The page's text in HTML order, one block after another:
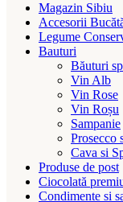
Magazin Sibiu
Accesorii
Legume
Bauturi
Băuturi
Vin Alb
Vin Rose
Vin Roșu
Sampanie
Prosecco
Cava si
Produse de post
Ciocolată
Condimente si